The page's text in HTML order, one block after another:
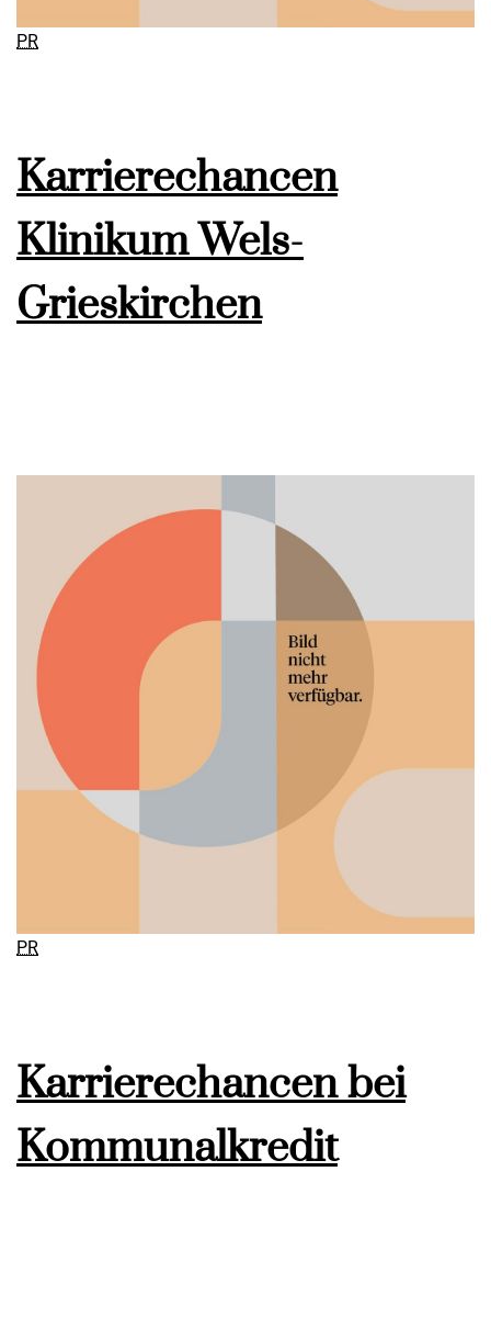
PR
Karrierechancen
Klinikum Wels-
Grieskirchen
PR
Karrierechancen bei
Kommunalkredit